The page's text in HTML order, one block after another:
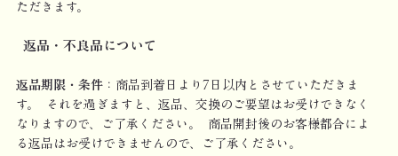
ただきます。
返品・不良品について
返品期限・条件：商品到着日より7日以内とさせていただきま
す。 それを過ぎますと、返品、交換のご要望はお受けできなく
なりますので、ご了承ください。 商品開封後のお客様都合によ
る返品はお受けできませんので、ご了承ください。